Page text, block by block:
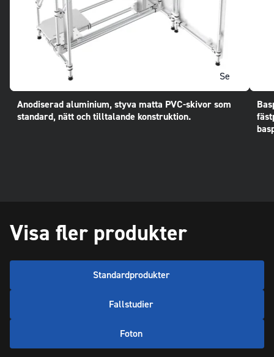
Se
Anodiserad aluminium, styva matta PVC-skivor som
standard, nätt och tilltalande konstruktion.
Visa fler produkter
Standardprodukter
Fallstudier
Foton